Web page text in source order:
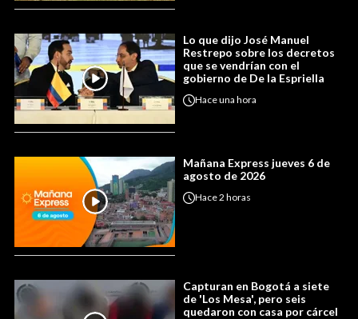
Lo que dijo José Manuel
Restrepo sobre los decretos
que se vendrían con el
gobierno de De la Espriella
Haceuna hora
Mañana Express jueves 6 de
agosto de 2026
Hace2 horas
Capturan en Bogotá a siete
de 'Los Mesa', pero seis
quedaron con casa por cárcel